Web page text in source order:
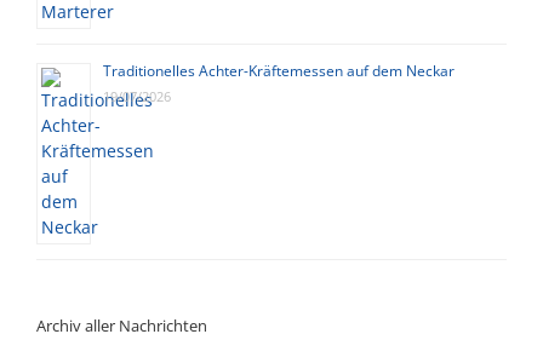
Traditionelles Achter-Kräftemessen auf dem Neckar
19/07/2026
Archiv aller Nachrichten